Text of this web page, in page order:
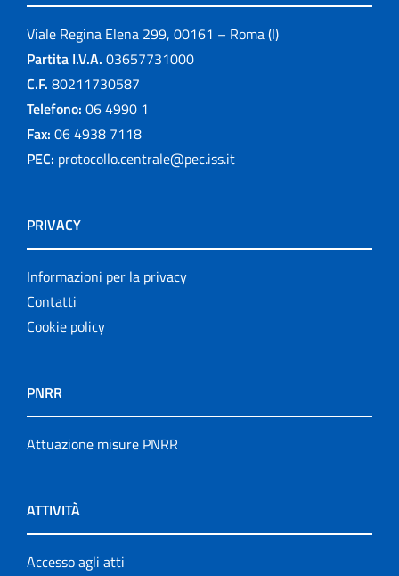
Viale Regina Elena 299, 00161 – Roma (I)
Partita I.V.A. 03657731000
C.F. 80211730587
Telefono: 06 4990 1
Fax: 06 4938 7118
PEC: protocollo.centrale@pec.iss.it
PRIVACY
Informazioni per la privacy
Contatti
Cookie policy
PNRR
Attuazione misure PNRR
ATTIVITÀ
Accesso agli atti